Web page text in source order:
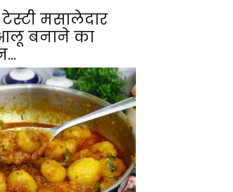
मसालेदार
आलू बनाने का